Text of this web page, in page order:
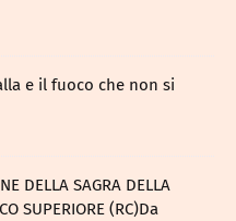
e il fuoco che non si
DELLA SAGRA DELLA
SUPERIORE (RC)Da